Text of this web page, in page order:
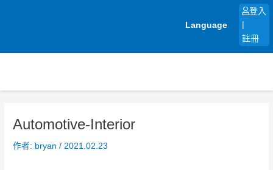
Language
登入
註冊
Automotive-Interior
作者: bryan/ 2021.02.23